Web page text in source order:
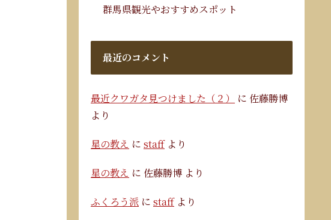
群馬県観光やおすすめスポット
最近のコメント
最近クワガタ見つけました（２） に 佐藤勝博
より
星の教え に staffより
星の教え に 佐藤勝博 より
ふくろう派 に staffより